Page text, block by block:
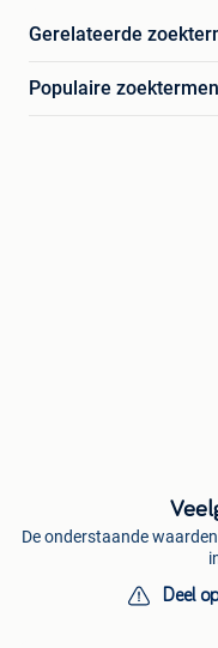
Gerelateerde
Populaire zoektermen
De onderstaande
Deel